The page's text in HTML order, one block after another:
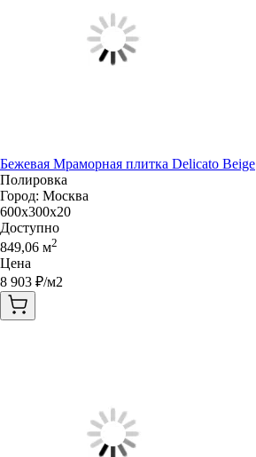
Бежевая Мраморная плитка Delicato Beige
Полировка
Город: Москва
600x300x20
Доступно
849,06 м2
Цена
8 903 ₽/м2